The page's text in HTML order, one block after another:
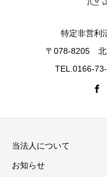
特定非営利
〒078-8205 北
TEL.0166-
当法人について
お知らせ